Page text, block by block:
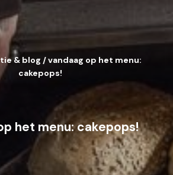
het menu: cakepops!
& blog /vandaag op het menu:
cakepops!